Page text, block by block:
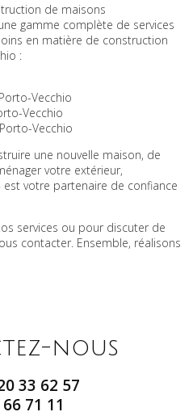
de maisons
gamme complète de services
en matière de construction
:
Vecchio
Vecchio
Vecchio
une nouvelle maison, de
votre extérieur,
est votre partenaire de confiance
services ou pour discuter de
contacter. Ensemble, réalisons
nous
33 62 57
71 11